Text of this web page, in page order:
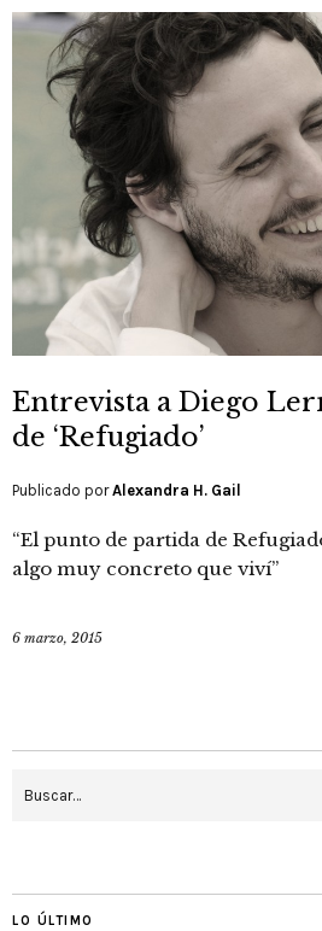
Entrevista a Diego
de ‘Refugiado’
Publicado porAlexandra H. Gail
“El punto de partida de
algo muy concreto que viví”
6 marzo, 2015
LO ÚLTIMO